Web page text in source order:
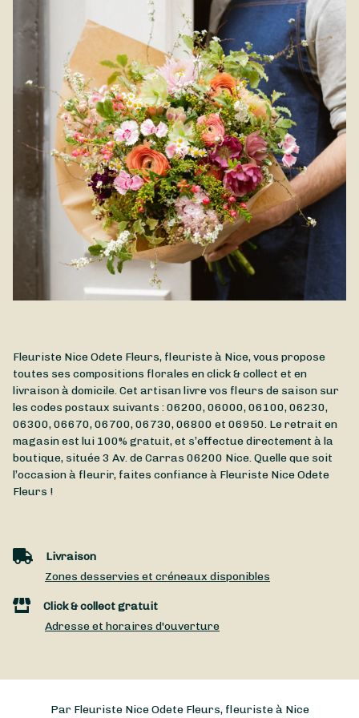
Fleuriste Nice Odete Fleurs, fleuriste à Nice, vous propose
toutes ses compositions florales en click & collect et en
livraison à domicile. Cet artisan livre vos fleurs de saison sur
les codes postaux suivants : 06200, 06000, 06100, 06230,
06300, 06670, 06700, 06730, 06800 et 06950. Le retrait en
magasin est lui 100% gratuit, et s’effectue directement à la
boutique, située3 Av. de Carras 06200 Nice. Quelle que soit
l’occasion à fleurir, faites confiance à Fleuriste Nice Odete
Fleurs !
Livraison
Zones desservies et créneaux disponibles
Click & collect gratuit
Adresse et horaires d'ouverture
Par Fleuriste Nice Odete Fleurs, fleuriste à Nice